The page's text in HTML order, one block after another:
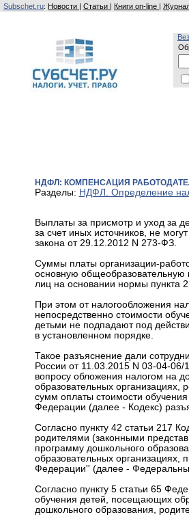
Subschet.ru: Новости | Статьи | Книги on-line |
НДФЛ: КОМПЕНСАЦИЯ
Разделы: НДФЛ. Определение
Выплаты за присмотр и уход за
за счет иных источников, не
закона от 29.12.2012 N 273-ФЗ.
Суммы платы организации-
основную общеобразовательную
лиц на основании нормы пункта
При этом от налогообложения
непосредственно стоимости
детьми не подпадают под
в установленном порядке.
Такое разъяснение дали
России от 11.03.2015 N 03-04-06/
вопросу обложения налогом на
образовательных
сумм оплаты стоимости обучения
Федерации (далее - Кодекс)
Согласно пункту 42 статьи 217
родителями (законными
программу дошкольного
образовательных
Федерации'' (далее -
Согласно пункту 5 статьи 65
обучения детей, посещающих
дошкольного образования,